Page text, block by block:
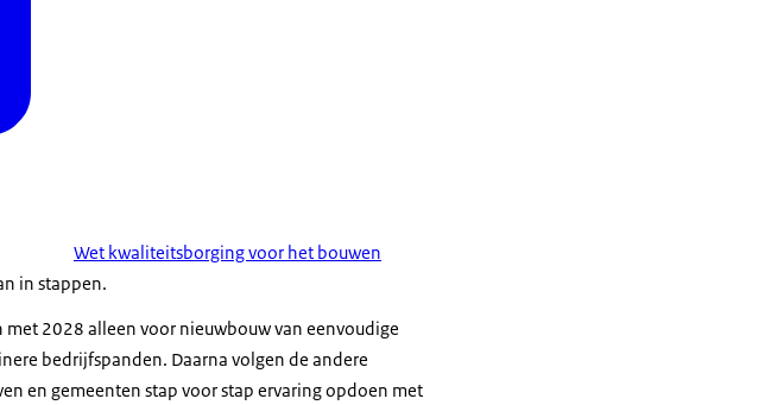
Wet kwaliteitsborging voor het bouwen
in stappen.
2028 alleen voor nieuwbouw van eenvoudige
bedrijfspanden. Daarna volgen de andere
en gemeenten stap voor stap ervaring opdoen met